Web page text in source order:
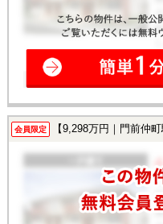
会員限定 【9,298万円｜門前仲町駅